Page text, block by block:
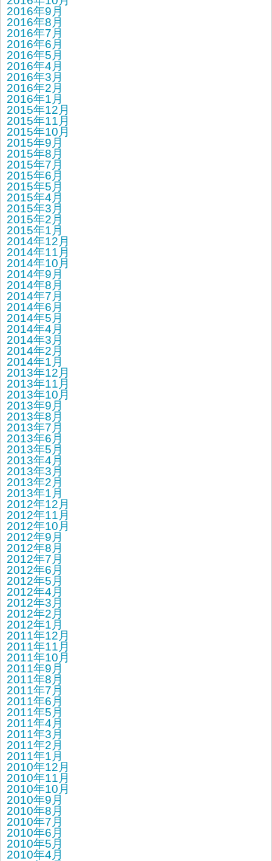
2016年9月
2016年8月
2016年7月
2016年6月
2016年5月
2016年4月
2016年3月
2016年2月
2016年1月
2015年12月
2015年11月
2015年10月
2015年9月
2015年8月
2015年7月
2015年6月
2015年5月
2015年4月
2015年3月
2015年2月
2015年1月
2014年12月
2014年11月
2014年10月
2014年9月
2014年8月
2014年7月
2014年6月
2014年5月
2014年4月
2014年3月
2014年2月
2014年1月
2013年12月
2013年11月
2013年10月
2013年9月
2013年8月
2013年7月
2013年6月
2013年5月
2013年4月
2013年3月
2013年2月
2013年1月
2012年12月
2012年11月
2012年10月
2012年9月
2012年8月
2012年7月
2012年6月
2012年5月
2012年4月
2012年3月
2012年2月
2012年1月
2011年12月
2011年11月
2011年10月
2011年9月
2011年8月
2011年7月
2011年6月
2011年5月
2011年4月
2011年3月
2011年2月
2011年1月
2010年12月
2010年11月
2010年10月
2010年9月
2010年8月
2010年7月
2010年6月
2010年5月
2010年4月